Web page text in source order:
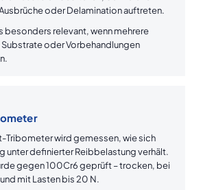
oder Delamination auftreten.
besonders relevant, wenn mehrere
oder Vorbehandlungen
Tribometer wird gemessen, wie sich
unter definierter Reibbelastung verhält.
gegen 100Cr6 geprüft – trocken, bei
mit Lasten bis 20 N.